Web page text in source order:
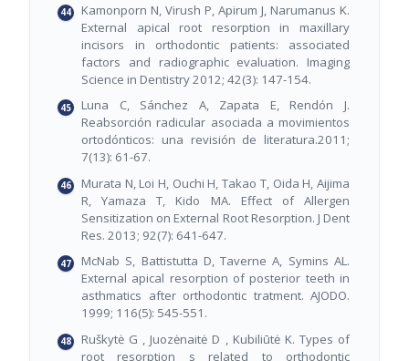
Kamonporn N, Virush P, Apirum J, Narumanus K.
External apical root resorption in maxillary
incisors in orthodontic patients: associated
factors and radiographic evaluation. Imaging
Science in Dentistry 2012; 42(3): 147-154.
Luna C, Sánchez A, Zapata E, Rendón J.
Reabsorción radicular asociada a movimientos
ortodónticos: una revisión de literatura.2011;
7(13): 61-67.
Murata N, Loi H, Ouchi H, Takao T, Oida H, Aijima
R, Yamaza T, Kido MA. Effect of Allergen
Sensitization on External Root Resorption. J Dent
Res. 2013; 92(7): 641-647.
McNab S, Battistutta D, Taverne A, Symins AL.
External apical resorption of posterior teeth in
asthmatics after orthodontic tratment. AJODO.
1999; 116(5): 545-551.
Ruškytė G , Juozėnaitė D , Kubiliūtė K. Types of
root resorption s related to orthodontic